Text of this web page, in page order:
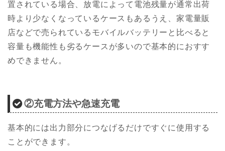
置されている場合、放電によって電池残量が通常出荷
時より少なくなっているケースもあるうえ、家電量販
店などで売られているモバイルバッテリーと比べると
容量も機能性も劣るケースが多いので基本的におすす
めできません。
②充電方法や急速充電
基本的には出力部分につなげるだけですぐに使用する
ことができます。